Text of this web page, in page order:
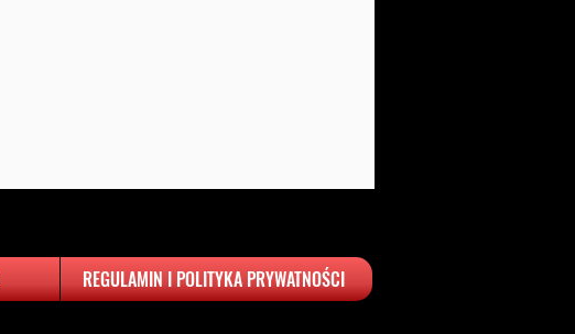
REGULAMIN I POLITYKA PRYWATNOŚCI